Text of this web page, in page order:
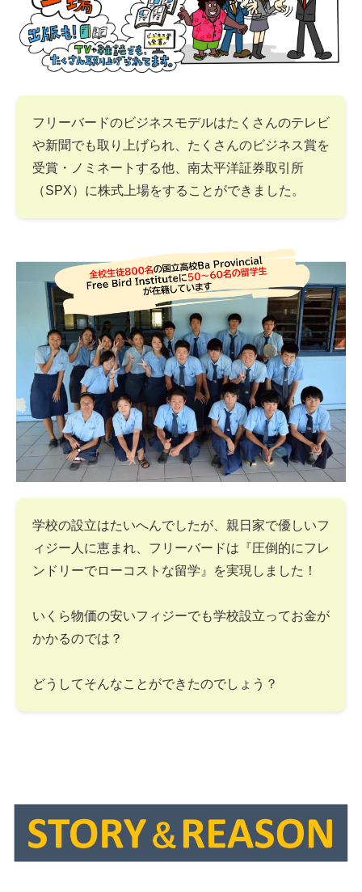
フリーバードのビジネスモデルはたくさんのテレビ
や新聞でも取り上げられ、たくさんのビジネス賞を
受賞・ノミネートする他、南太平洋証券取引所
（SPX）に株式上場をすることができました。
学校の設立はたいへんでしたが、親日家で優しいフ
ィジー人に恵まれ、フリーバードは『圧倒的にフレ
ンドリーでローコストな留学』を実現しました！
いくら物価の安いフィジーでも学校設立ってお金が
かかるのでは？
どうしてそんなことができたのでしょう？